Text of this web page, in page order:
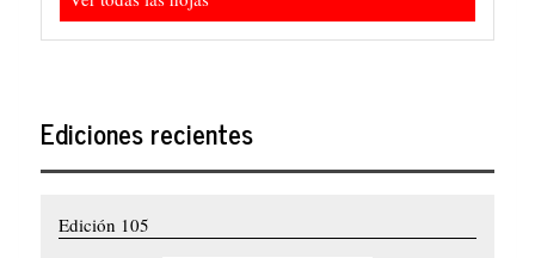
Ediciones recientes
Edición 105